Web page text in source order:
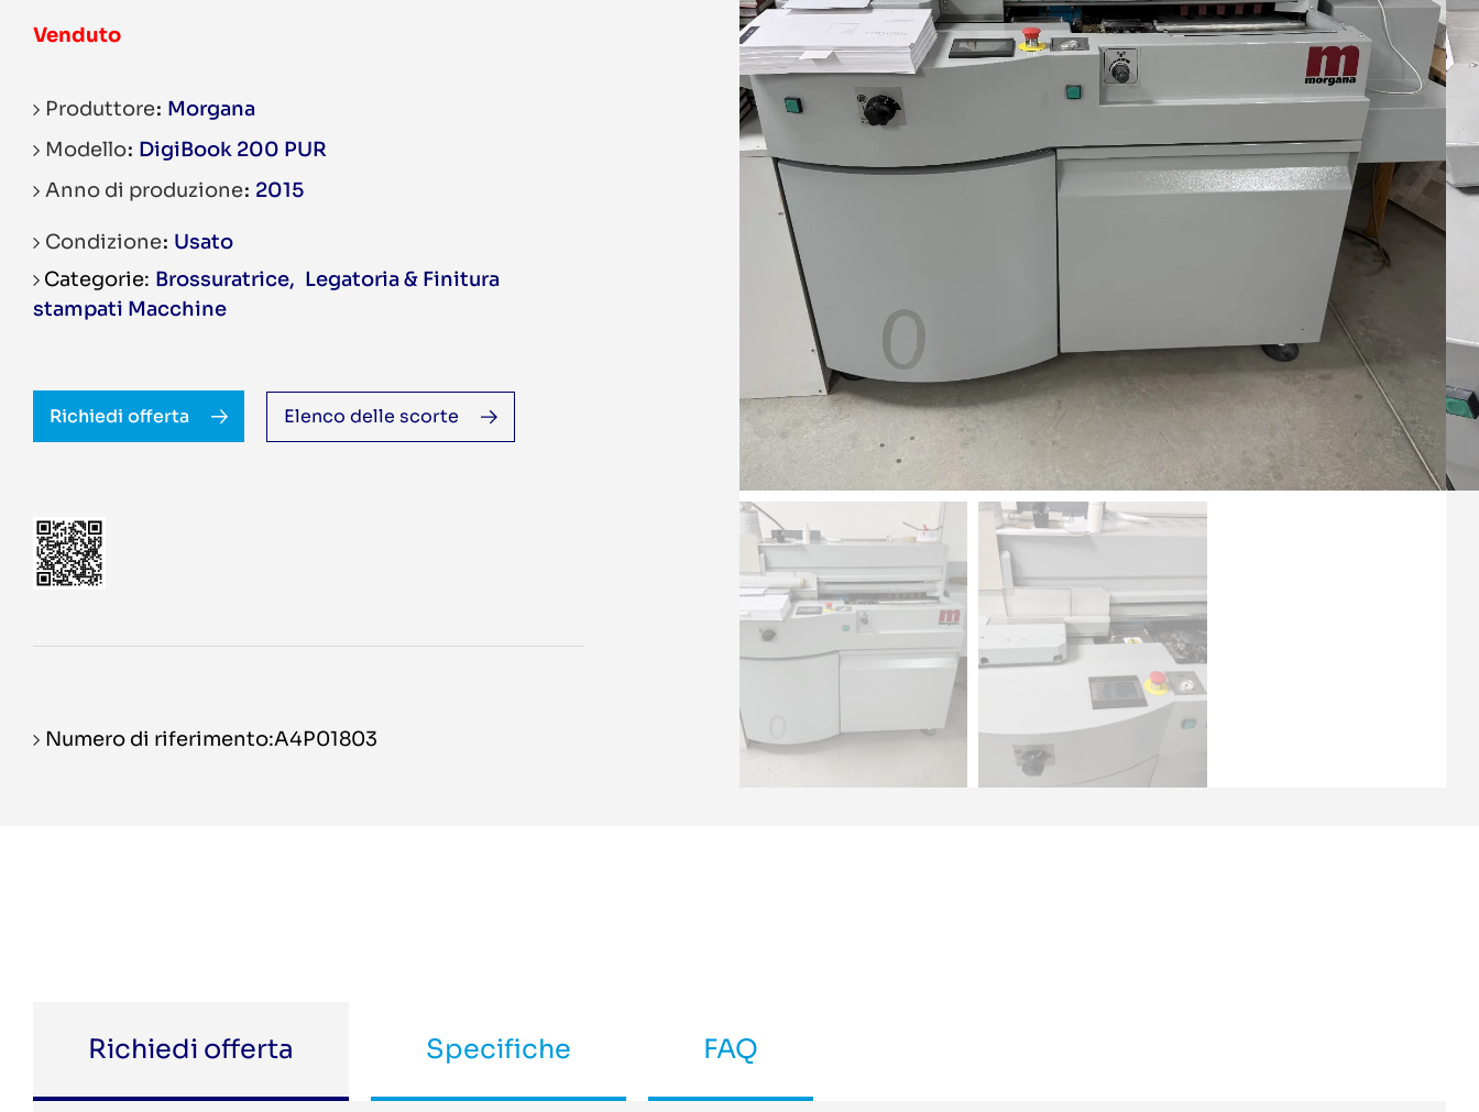
Venduto
Produttore Morgana
Modello DigiBook 200 PUR
Anno di produzione 2015
Condizione Usato
Brossuratrice
Legatoria & Finitura
stampati Macchine
Richiedi offerta Elenco delle scorte
Numero di riferimento:A4P01803
Richiedi offerta Specifiche FAQ